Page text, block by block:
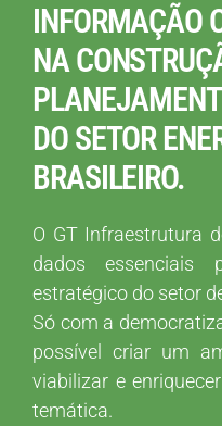
INFORMAÇÃO
NA
DO SETOR
BRASILEIRO.
O GT Infraestrutura
dados essenciais
estratégico do setor
Só com a
possível criar um
viabilizar e
temática.